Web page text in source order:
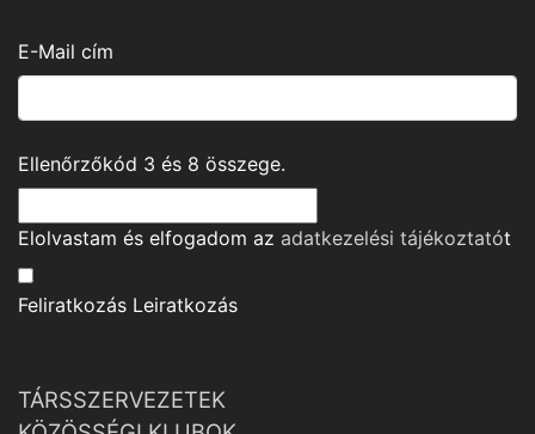
E-Mail cím
Ellenőrzőkód 3 és 8 összege.
Elolvastam és elfogadom az adatkezelési tájékoztatót
Feliratkozás Leiratkozás
TÁRSSZERVEZETEK